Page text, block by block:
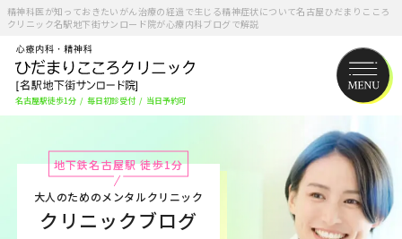
精神科医が知っておきたいがん治療の経過で生じる精神症状について名古屋ひだまりこころ
クリニック名駅地下街サンロード院が心療内科ブログで解説
名古屋駅徒歩1分 / 毎日初診受付 / 当日予約可
地下鉄名古屋駅 徒歩1分
大人のためのメンタルクリニック
クリニックブログ